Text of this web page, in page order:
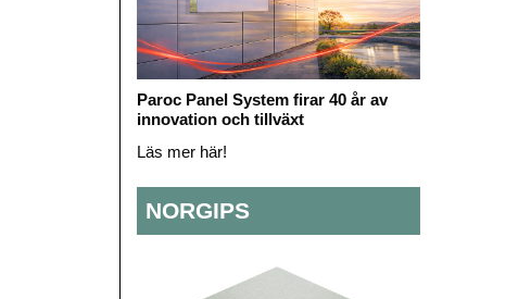
Paroc Panel System firar 40 år av
innovation och tillväxt
Läs mer här!
NORGIPS